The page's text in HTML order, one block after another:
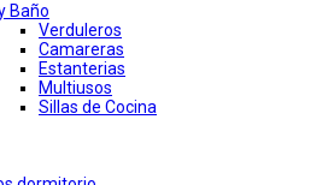
Baño
Verduleros
Camareras
Estanterias
Multiusos
Sillas de Cocina